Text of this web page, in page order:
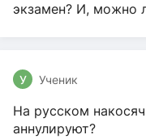
экзамен? И, можно
У Ученик
На русском
аннулируют?